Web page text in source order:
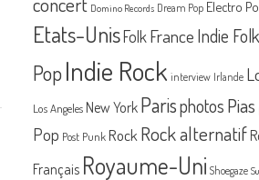
Domino Records Dream Pop Electro
Etats-UnisFolk France Indie Folk
PopIndie Rock interview Irlande
Los Angeles New York Parisphotos Pias
Pop Post Punk Rock Rock alternatif
Français Royaume-Uni Shoegaze